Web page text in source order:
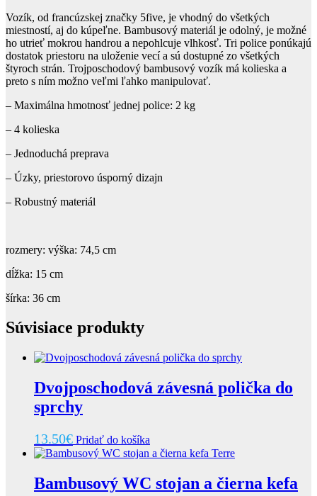
Vozík, od francúzskej značky 5five, je vhodný do všetkých
miestností, aj do kúpeľne. Bambusový materiál je odolný, je možné
ho utrieť mokrou handrou a nepohlcuje vlhkosť. Tri police ponúkajú
dostatok priestoru na uloženie vecí a sú dostupné zo všetkých
štyroch strán. Trojposchodový bambusový vozík má kolieska a
preto s ním možno veľmi ľahko manipulovať.
– Maximálna hmotnosť jednej police: 2 kg
– 4 kolieska
– Jednoduchá preprava
– Úzky, priestorovo úsporný dizajn
– Robustný materiál
rozmery: výška: 74,5 cm
dĺžka: 15 cm
šírka: 36 cm
Súvisiace produkty
Dvojposchodová závesná polička do
sprchy
13.50€ Pridať do košíka
Bambusový WC stojan a čierna kefa